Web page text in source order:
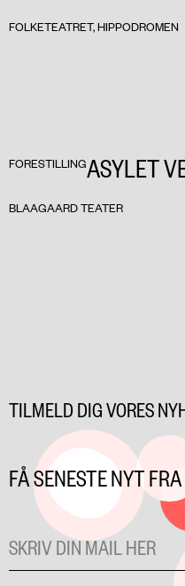
FOLKETEATRET, HIPPODROMEN
FORESTILLINGASYLET
BLAAGAARD TEATER
TILMELD DIG VORES
FÅ SENESTE NYT